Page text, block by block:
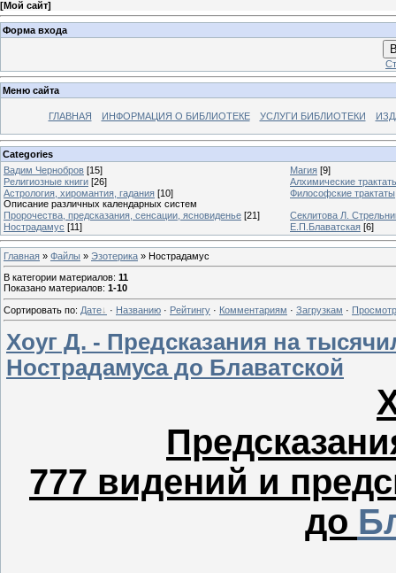
[Мой сайт]
Форма входа
Меню сайта
ГЛАВНАЯ ИНФОРМАЦИЯ О БИБЛИОТЕКЕ УСЛУГИ БИБЛИОТЕКИ
Categories
Вадим Чернобров [15] Магия [9]
Религиозные книги [26]
Алхимические
Астрология, хиромантия, гадания [10]
Описание различных календарных систем
Философские трактаты
Пророчества, предсказания, сенсации, ясновиденье [21]
Секлитова Л.
Нострадамус [11] Е.П.Блаватская [6]
Главная » Файлы » Эзотерика » Нострадамус
В категории материалов: 11
Показано материалов: 1-10
Сортировать по: Дате · Названию · Рейтингу · Комментариям · Загрузкам ·
Хоуг Д. - Предсказания на
Нострадамуса до Блаватской
777 видений и
до